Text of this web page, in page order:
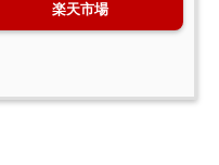
楽天市場